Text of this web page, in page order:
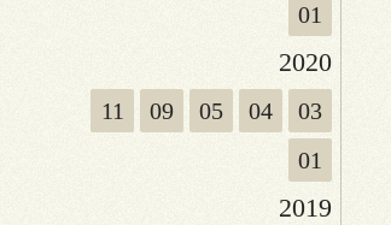
01
2020
11 09 05 04
03
01
2019